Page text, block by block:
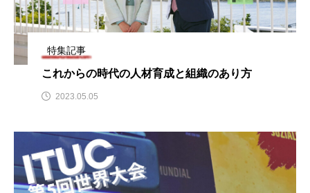
特集記事
これからの時代の人材育成と組織のあり方
2023.05.05